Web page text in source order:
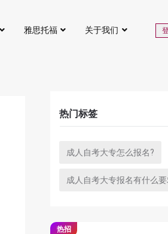
雅思托福 关于我们
热门标签
成人自考大专怎么报名?
成人自考大专报名有什么
热招